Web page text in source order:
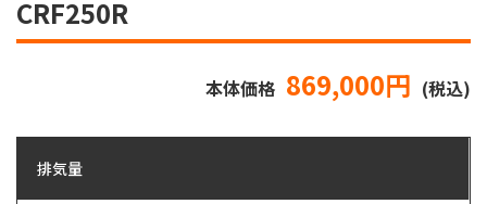
CRF250R
本体価格 869,000円 (税込)
排気量